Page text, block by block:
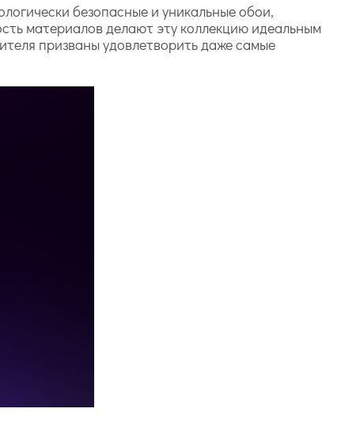
безопасные и уникальные обои,
материалов делают эту коллекцию идеальным
призваны удовлетворить даже самые